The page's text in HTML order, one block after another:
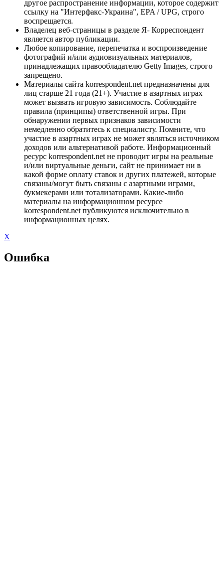
другое распространение информации, которое содержит
ссылку на "Интерфакс-Украина", EPA / UPG, строго
воспрещается.
Владелец веб-страницы в разделе Я- Корреспондент
является автор публикации.
Любое копирование, перепечатка и воспроизведение
фотографий и/или аудиовизуальных материалов,
принадлежащих правообладателю Getty Images, строго
запрещено.
Материалы сайта korrespondent.net предназначены для
лиц старше 21 года (21+). Участие в азартных играх
может вызвать игровую зависимость. Соблюдайте
правила (принципы) ответственной игры. При
обнаружении первых признаков зависимости
немедленно обратитесь к специалисту. Помните, что
участие в азартных играх не может являться источником
доходов или альтернативой работе. Информационный
ресурс korrespondent.net не проводит игры на реальные
и/или виртуальные деньги, сайт не принимает ни в
какой форме оплату ставок и других платежей, которые
связаны/могут быть связаны с азартными играми,
букмекерами или тотализаторами. Какие-либо
материалы на информационном ресурсе
korrespondent.net публикуются исключительно в
информационных целях.
X
Ошибка